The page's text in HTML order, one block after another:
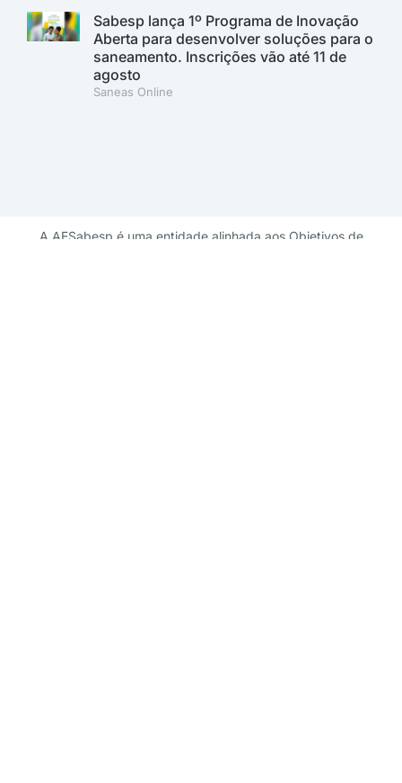
Sabesp lança 1º Programa de Inovação
Aberta para desenvolver soluções para o
saneamento. Inscrições vão até 11 de
agosto
Saneas Online
A AESabesp é uma entidade alinhada aos Objetivos de